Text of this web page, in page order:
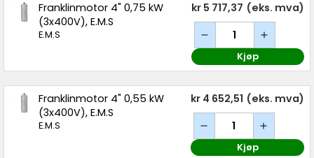
Franklinmotor 4" 0,75 kW
(3x400V), E.M.S
E.M.S
kr 5 717,37 (eks. mva)
Kjøp
Franklinmotor 4" 0,55 kW
(3x400V), E.M.S
E.M.S
kr 4 652,51 (eks. mva)
Kjøp